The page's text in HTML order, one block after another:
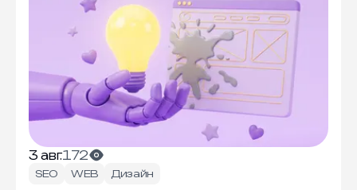
3 авг.172
SEO WEB Дизайн